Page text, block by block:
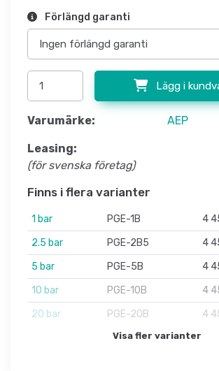
Förlängd garanti
Lägg i
Varumärke: AEP
Leasing:
(för svenska företag)
Finns i flera varianter
1 bar PGE-1B
4
2.5 bar
PGE-2B5
4
5 bar
PGE-5B
4
10 bar
PGE-10B
4
20 bar
PGE-20B 4
Visa fler varianter